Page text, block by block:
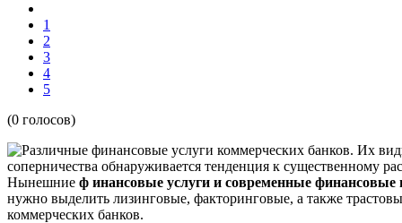
1
2
3
4
5
(0 голосов)
соперничества обнаруживается тенденция к существенному
Нынешние ф инансовые услуги и современные финансовые
нужно выделить лизинговые, факторинговые, а также
коммерческих банков.